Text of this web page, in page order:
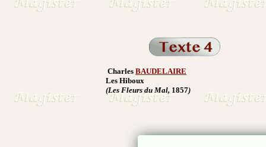
Charles BAUDELAIRE
Les Hiboux
(Les Fleurs du Mal, 1857)